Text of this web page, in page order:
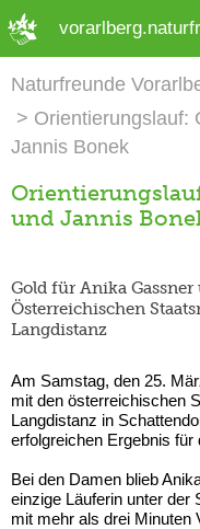
Naturfreunde
Orientierungslauf:
Jannis Bonek
und Jannis
Gold für Anika
Österreichischen
Langdistanz
Am Samstag, den 25.
mit den österreichischen
Langdistanz in
erfolgreichen Ergebnis für
Bei den Damen blieb
einzige Läuferin unter der
mit mehr als drei Minuten